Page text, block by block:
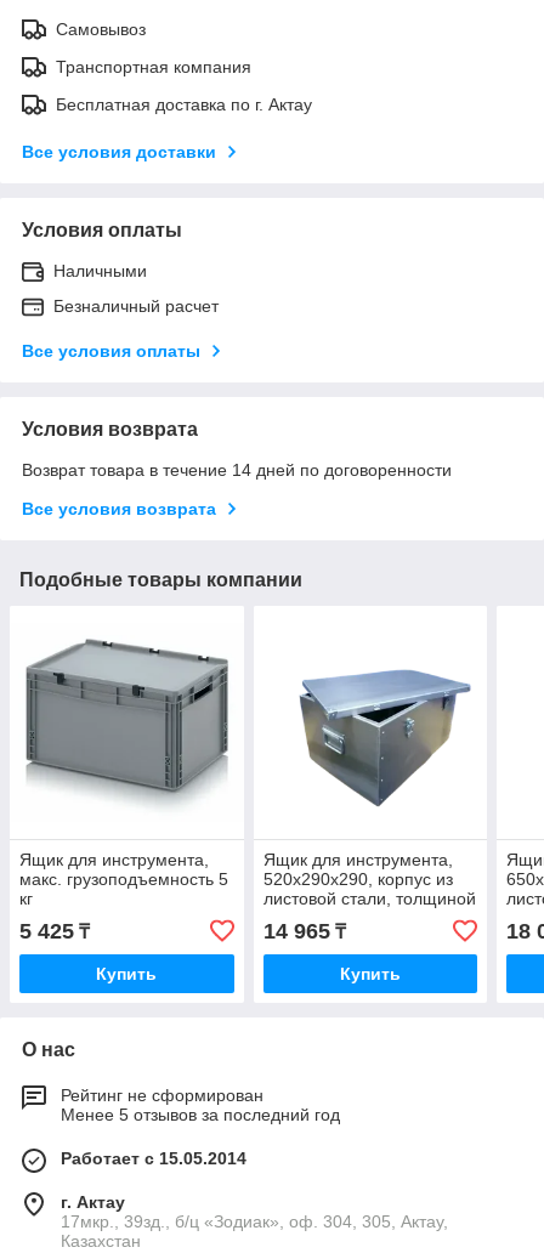
Самовывоз
Транспортная компания
Бесплатная доставка по г. Актау
Все условия доставки
Условия оплаты
Наличными
Безналичный расчет
Все условия оплаты
Условия возврата
Возврат товара в течение 14 дней по договоренности
Все условия возврата
Подобные товары компании
Ящик для инструмента,
макс. грузоподъемность 5
кг
5 425 ₸
Купить
Ящик для инструмента,
520х290х290, корпус из
листовой стали, толщиной
14 965₸
Купить
18
О нас
Рейтинг не сформирован
Менее 5 отзывов за последний год
Работает с 15.05.2014
г. Актау
17мкр., 39зд., б/ц «Зодиак», оф. 304, 305, Актау,
Казахстан